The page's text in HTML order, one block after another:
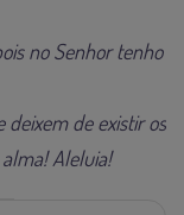
no Senhor tenho
deixem de existir os
Aleluia!